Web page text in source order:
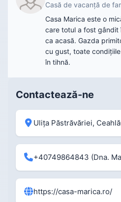
Casă de vacanță de
Casa Marica este o
care totul a fost gândit
ca acasă. Gazda
cu gust, toate
în tihnă.
Contactează-ne
Ulița Păstrăvăriei,
+40749864843 (Dna.
https://casa-marica.ro/